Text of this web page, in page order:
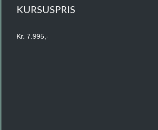
KURSUSPRIS
Kr. 7.995,-